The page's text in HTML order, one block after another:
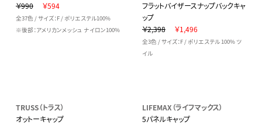
￥990
￥594
全37色 / サイズ：F / ポリエステル100%
※後部：アメリカンメッシュ ナイロン100%
フラットバイザースナップバックキャ
ップ
￥2,398
￥1,496
全3色 / サイズ：F / ポリエステル 100% ツ
イル
TRUSS（トラス）
オットーキャップ
LIFEMAX（ライフマックス）
5パネルキャップ